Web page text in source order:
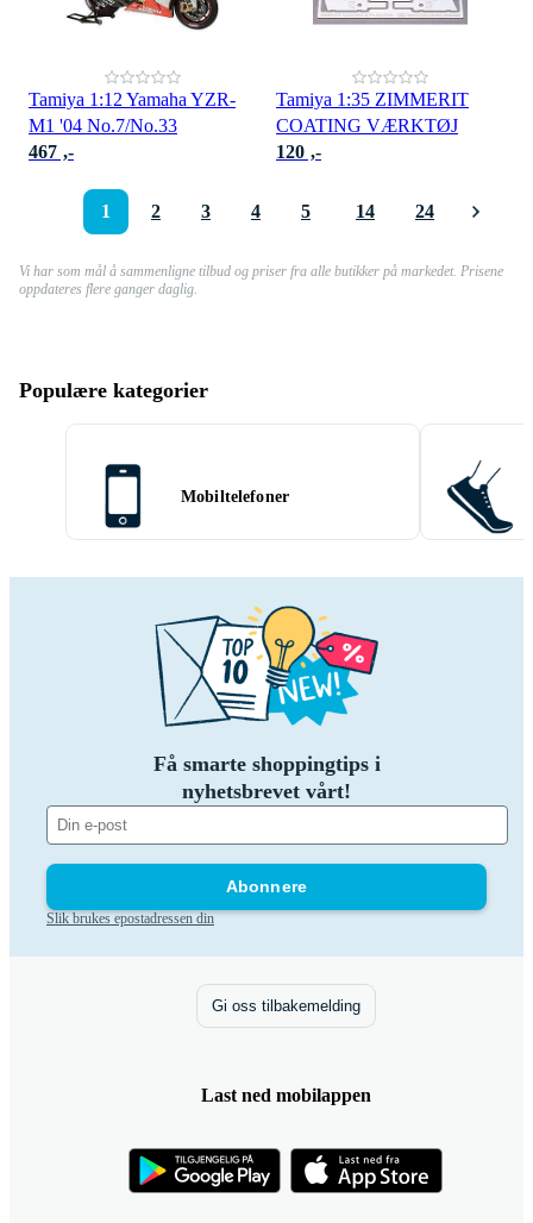
Tamiya 1:12 Yamaha YZR-
M1 '04 No.7/No.33
467 ,-
Tamiya 1:35 ZIMMERIT
COATING VÆRKTØJ
120 ,-
1 2 3 4 5 14 24
Vi har som mål å sammenligne tilbud og priser fra alle butikker på markedet. Prisene
oppdateres flere ganger daglig.
Populære kategorier
Mobiltelefoner
Få smarte shoppingtips i
nyhetsbrevet vårt!
Abonnere
Slik brukes epostadressen din
Gi oss tilbakemelding
Last ned mobilappen